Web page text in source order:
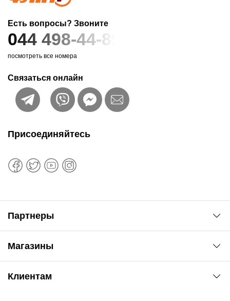
Есть вопросы? Звоните
044 498-44-89
посмотреть все номера
Связаться онлайн
Магазины
ул. Рабочая, 2-а
Клиентам
Присоединяйтесь
Партнеры
Сервис колористам